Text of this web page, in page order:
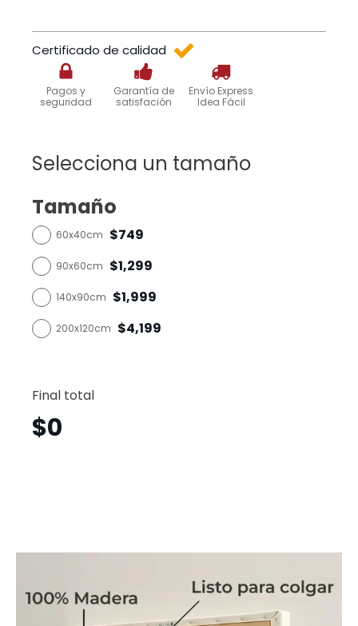
Certificado de calidad
Pagos y
seguridad
Garantía de
satisfación
Envío Express
Idea Fácil
Selecciona un tamaño
Tamaño
60x40cm $749
90x60cm $1,299
140x90cm $1,999
200x120cm $4,199
Final total
$0